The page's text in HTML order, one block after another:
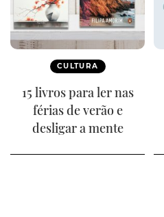
CULTURA
15 livros para ler nas
férias de verão e
desligar a mente